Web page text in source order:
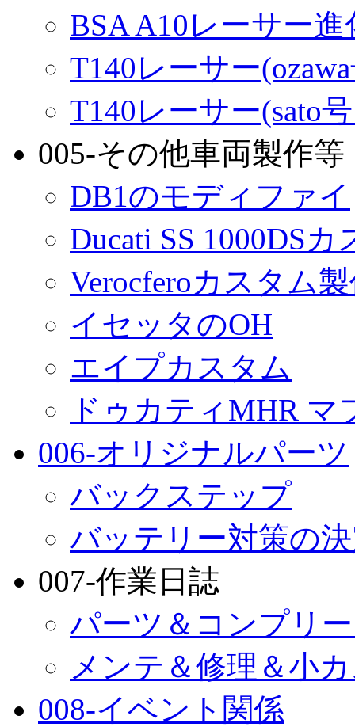
BSA A10レーサー進
T140レーサー
T140レーサー(sato
005-その他車両製作等
DB1のモディファイ
Ducati SS 1000DSカ
Verocferoカスタム
イセッタのOH
エイプカスタム
ドゥカティMHR マ
006-オリジナルパーツ
バックステップ
バッテリー対策の
007-作業日誌
パーツ＆コンプリ
メンテ＆修理＆小
008-イベント関係